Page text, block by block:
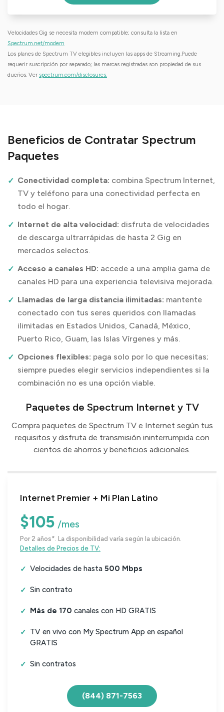
Velocidades Gig se necesita modem compatible; consulta la lista en
Spectrum.net/modem
Los planes de Spectrum TV elegibles incluyen las apps de Streaming.Puede
requerir suscripción por separado; las marcas registradas son propiedad de sus
dueños. Ver spectrum.com/disclosures.
Beneficios de Contratar Spectrum
Paquetes
Conectividad completa: combina Spectrum Internet,
TV y teléfono para una conectividad perfecta en
todo el hogar.
Internet de alta velocidad: disfruta de velocidades
de descarga ultrarrápidas de hasta 2 Gig en
mercados selectos.
Acceso a canales HD: accede a una amplia gama de
canales HD para una experiencia televisiva mejorada.
Llamadas de larga distancia ilimitadas: mantente
conectado con tus seres queridos con llamadas
ilimitadas en Estados Unidos, Canadá, México,
Puerto Rico, Guam, las Islas Vírgenes y más.
Opciones flexibles: paga solo por lo que necesitas;
siempre puedes elegir servicios independientes si la
combinación no es una opción viable.
Paquetes de Spectrum Internet y TV
Compra paquetes de Spectrum TV e Internet según tus
requisitos y disfruta de transmisión ininterrumpida con
cientos de ahorros y beneficios adicionales.
Internet Premier + Mi Plan Latino
$105 /mes
Por 2 años*. La disponibilidad varía según la ubicación.
Detalles de Precios de TV:
Velocidades de hasta 500 Mbps
Sin contrato
Más de 170 canales con HD GRATIS
TV en vivo con My Spectrum App en español
GRATIS
Sin contratos
(844) 871-7563